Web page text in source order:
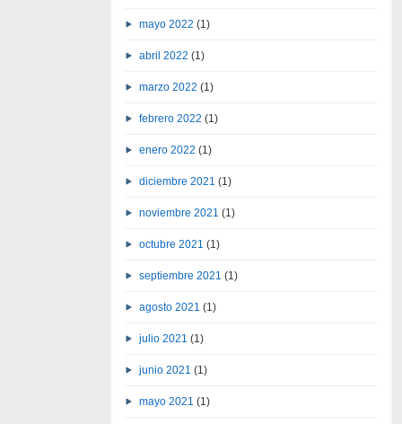
mayo 2022 (1)
abril 2022 (1)
marzo 2022 (1)
febrero 2022 (1)
enero 2022 (1)
diciembre 2021 (1)
noviembre 2021 (1)
octubre 2021 (1)
septiembre 2021 (1)
agosto 2021 (1)
julio 2021 (1)
junio 2021 (1)
mayo 2021 (1)